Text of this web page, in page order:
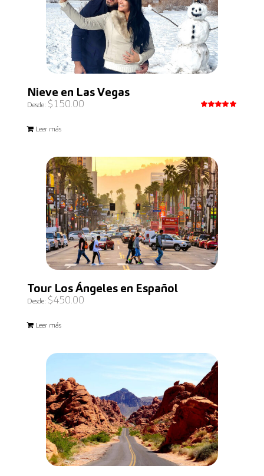
Nieve en Las Vegas
Desde: $150.00
Leer más
Tour Los Ángeles en Español
Desde: $450.00
Leer más